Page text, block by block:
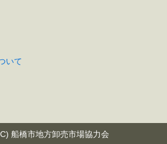
いて
船橋市地方卸売市場協力会